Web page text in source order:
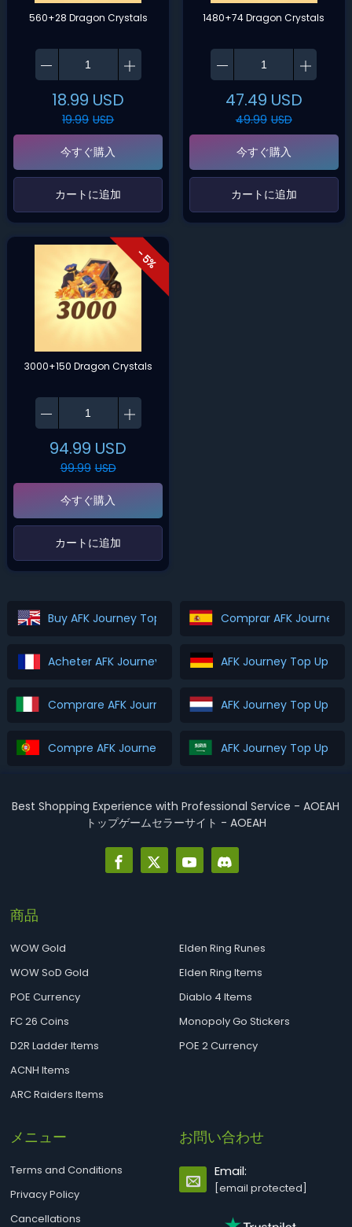
560+28 Dragon Crystals
18.99 USD
19.99 USD
今すぐ購入
‌カートに追加‌
1480+74 Dragon Crystals
47.49 USD
49.99 USD
今すぐ購入
‌カートに追加‌
- 5%
3000+150 Dragon Crystals
94.99 USD
99.99 USD
今すぐ購入
‌カートに追加‌
Buy AFK Journey Top Up Comprar AFK Journey
Acheter AFK Journey Top Up AFK Journey Top Up
Comprare AFK Journey Top Up AFK Journey Top Up
Compre AFK Journey Top Up
Best Shopping Experience with Professional Service - AOEAH
トップゲームセラーサイト - AOEAH
商品
WOW Gold
WOW SoD Gold
POE Currency
FC 26 Coins
D2R Ladder Items
ACNH Items
ARC Raiders Items
Elden Ring Runes
Elden Ring Items
Diablo 4 Items
Monopoly Go Stickers
POE 2 Currency
メニュー
Terms and Conditions
Privacy Policy
Cancellations
お問い合わせ
Email:
[email protected]